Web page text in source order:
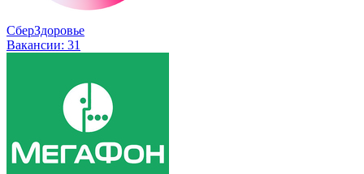
СберЗдоровье
Вакансии: 31